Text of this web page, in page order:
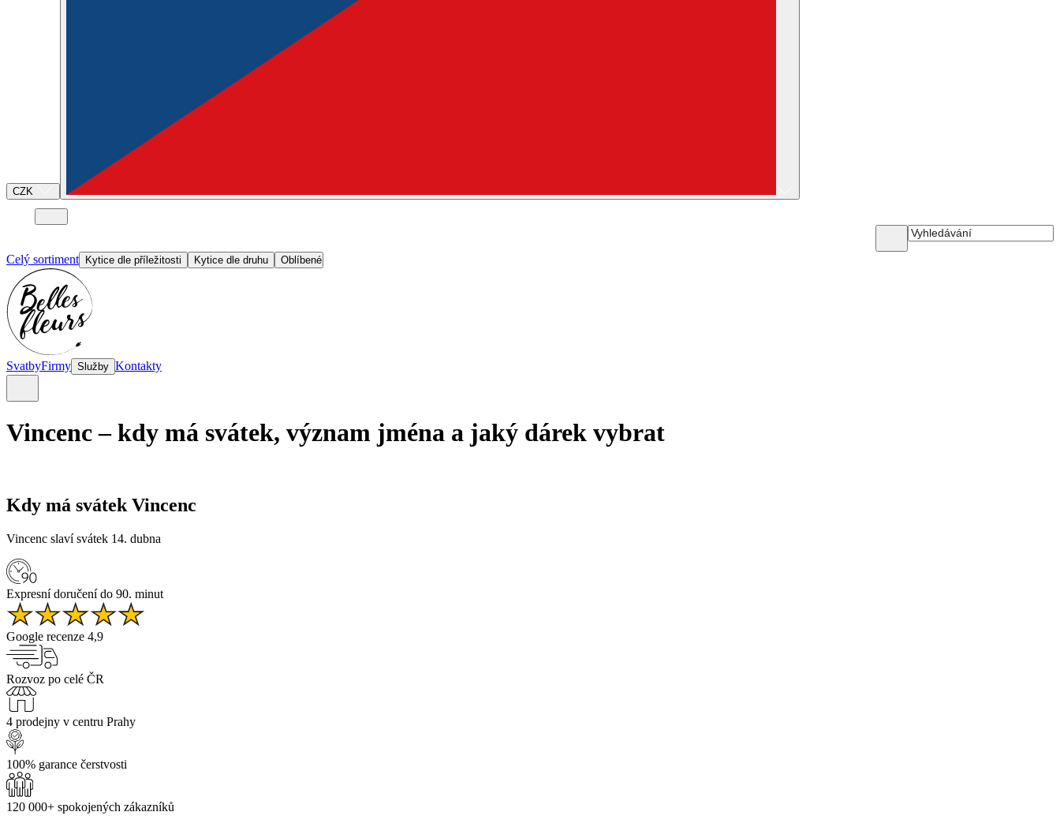
CZK
Celý sortiment Kytice dle příležitosti Kytice dle druhu Oblíbené
SvatbyFirmy Služby Kontakty
Vincenc – kdy má svátek, význam jména a jaký dárek vybrat
Kdy má svátek Vincenc
Vincenc slaví svátek 14. dubna
Expresní doručení do 90. minut
Google recenze 4,9
Rozvoz po celé ČR
4 prodejny v centru Prahy
100% garance čerstvosti
120 000+ spokojených zákazníků